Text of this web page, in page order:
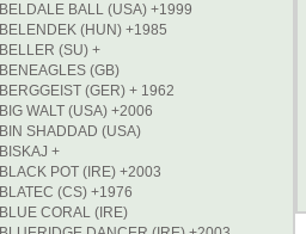
BELDALE BALL (USA) +1999
BELENDEK (HUN) +1985
BELLER (SU) +
BENEAGLES (GB)
BERGGEIST (GER) + 1962
BIG WALT (USA) +2006
BIN SHADDAD (USA)
BISKAJ +
BLACK POT (IRE) +2003
BLATEC (CS) +1976
BLUE CORAL (IRE)